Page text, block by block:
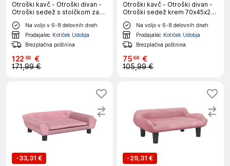
Otroški kavč - Otroški divan -
Otroški sedež s stolčkom za
noge rjava 100x50x30 cm
žametNa voljo v 6-8 delovnih dneh
Prodajalec Kotiček Udobja
Brezplačna poštnina
122 68 €
171,99 €
Otroški kavč - Otroški divan -
Otroški sedež krem 70x45x26
cm žamet
Na voljo v 6-8 delovnih dneh
Prodajalec Kotiček Udobja
Brezplačna poštnina
7568 €
105,99 €
-33,31 €
-29,31 €